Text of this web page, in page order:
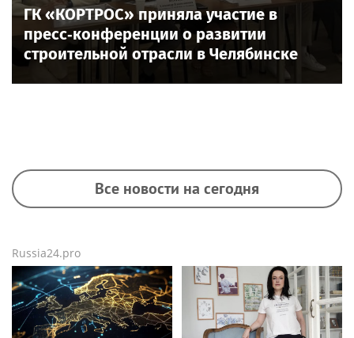
ГК «КОРТРОС» приняла участие в
пресс‑конференции о развитии
строительной отрасли в Челябинске
Все новости на сегодня
Russia24.pro